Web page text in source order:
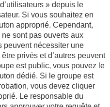
» depuis le
Si vous souhaitez en
approprié. Cependant,
sont pas ouverts aux
peuvent nécessiter une
privés et d’autres peuvent
est public, vous pouvez le
dédié. Si le groupe est
vous devez cliquer
Le responsable du